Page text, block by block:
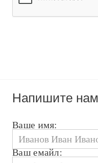
Напишите нам
Ваше имя:
Ваш емайл: